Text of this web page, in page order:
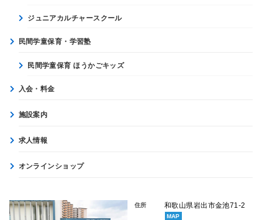
ジュニアカルチャースクール
民間学童保育・学習塾
民間学童保育 ほうかごキッズ
入会・料金
施設案内
求人情報
オンラインショップ
住所 和歌山県岩出市金池71-2
MAP